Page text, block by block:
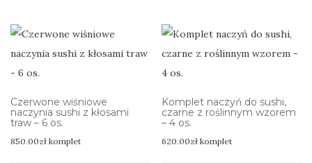
Czerwone wiśniowe
naczynia sushi z kłosami
traw – 6 os.
850.00zł komplet
Komplet naczyń do sushi,
czarne z roślinnym wzorem
– 4 os.
620.00zł komplet